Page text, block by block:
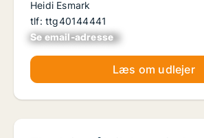
Heidi Esmark
tlf: ttg40144441
Se email-adresse
xxxxxxxxxxxxxxxx
Læs om udlejer